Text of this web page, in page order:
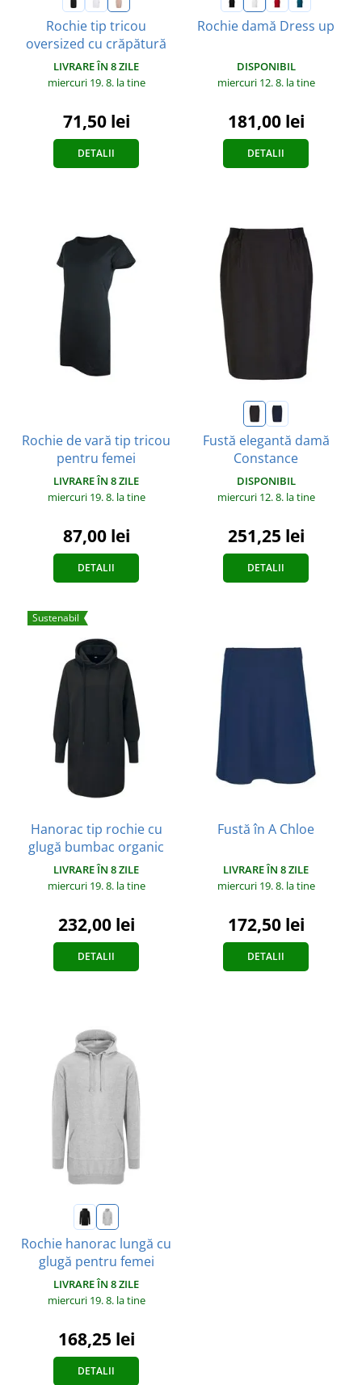
Rochie tip tricou
oversized cu crăpătură
LIVRARE ÎN 8 ZILE
miercuri 19. 8. la tine
71,50 lei
DETALII
Rochie damă Dress up
DISPONIBIL
miercuri 12. 8. la tine
181,00 lei
DETALII
Rochie de vară tip tricou
pentru femei
LIVRARE ÎN 8 ZILE
miercuri 19. 8. la tine
87,00 lei
DETALII
Fustă elegantă damă
Constance
DISPONIBIL
miercuri 12. 8. la tine
251,25 lei
DETALII
Sustenabil
Hanorac tip rochie cu
glugă bumbac organic
LIVRARE ÎN 8 ZILE
miercuri 19. 8. la tine
232,00 lei
DETALII
Fustă în A Chloe
LIVRARE ÎN 8 ZILE
miercuri 19. 8. la tine
172,50 lei
DETALII
Rochie hanorac lungă cu
glugă pentru femei
LIVRARE ÎN 8 ZILE
miercuri 19. 8. la tine
168,25 lei
DETALII